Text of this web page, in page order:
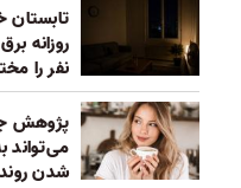
روزانه
نفر را
پژوهش
شدن